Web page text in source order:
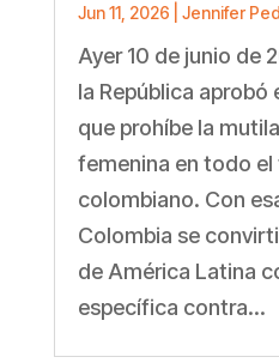
Jun 11, 2026 Jennifer
Ayer 10 de junio de
la República aprobó
que prohíbe la
femenina en todo
colombiano. Con
Colombia se
de América Latina
específica contra...